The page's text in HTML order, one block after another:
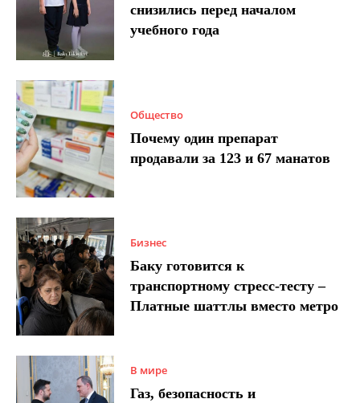
снизились перед началом
учебного года
Общество
Почему один препарат
продавали за 123 и 67 манатов
Бизнес
Баку готовится к
транспортному стресс-тесту –
Платные шаттлы вместо метро
В мире
Газ, безопасность и